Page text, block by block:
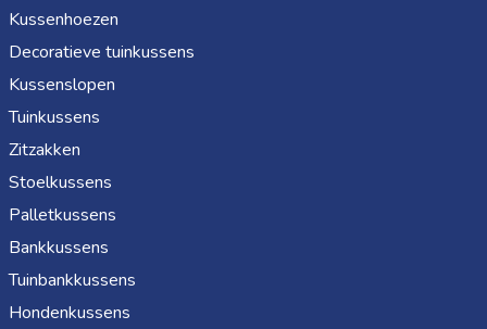
Kussenhoezen
Decoratieve tuinkussens
Kussenslopen
Tuinkussens
Zitzakken
Stoelkussens
Palletkussens
Bankkussens
Tuinbankkussens
Hondenkussens